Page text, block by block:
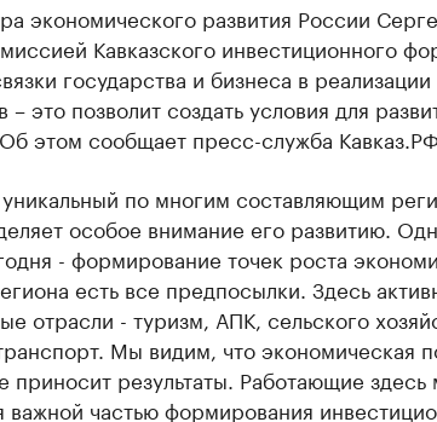
экономического развития России
Кавказского инвестиционного
государства и бизнеса в реализации
это позволит создать условия для
этом сообщает пресс-служба
по многим составляющим
особое внимание его развитию.
- формирование точек роста
есть все предпосылки. Здесь
отрасли - туризм, АПК, сельского
Мы видим, что экономическая
приносит результаты. Работающие
важной частью формирования